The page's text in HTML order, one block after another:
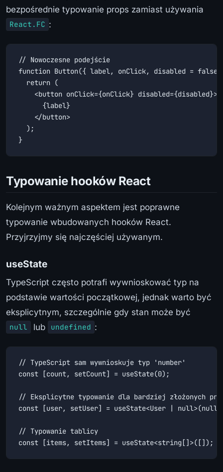
bezpośrednie typowanie props zamiast używania
React.FC :
// Nowoczesne podejście
function Button({ label, onClick, disabled = false
  return (
    <button onClick={onClick} disabled={disabled}>
      {label}
    </button>
  );
}
Typowanie hooków React
Kolejnym ważnym aspektem jest poprawne
typowanie wbudowanych hooków React.
Przyjrzyjmy się najczęściej używanym.
useState
TypeScript często potrafi wywnioskować typ na
podstawie wartości początkowej, jednak warto być
eksplicytnym, szczególnie gdy stan może być
null lub undefined :
// TypeScript sam wywnioskuje typ 'number'
const [count, setCount] = useState(0);
// Eksplicytne typowanie dla bardziej złożonych
const [user, setUser] = useState<User |
// Typowanie tablicy
const [items, setItems] = useState<string[]>([]);